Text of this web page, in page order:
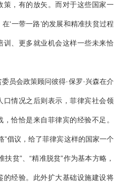
策，有的放矢。而对于这些国家一
‘一带一路’的发展和精准扶贫过程
训、更多就业机会这样一些未来恰
会政策顾问彼得·保罗·兴森在介
口情况之后则表示，菲律宾社会领
恰恰是来自菲律宾的经验不足。
”倡议，给了菲律宾这样的国家一个
扶贫”、“精准脱贫”作为基本方略，
的经验。此外扩大基础设施建设将